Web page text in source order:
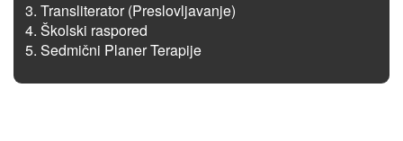
Transliterator (Preslovljavanje)
Školski raspored
Sedmični Planer Terapije